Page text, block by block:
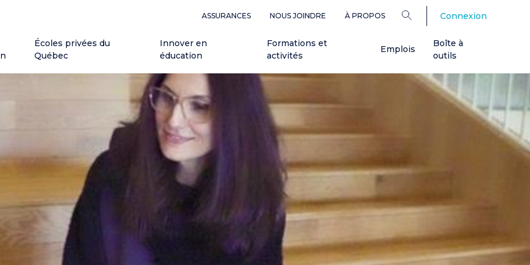
ASSURANCES NOUS JOINDRE À PROPOS Connexion
Écoles privées du
Québec
Innover en
éducation
Formations et
activités
Emplois
Boîte à
outils